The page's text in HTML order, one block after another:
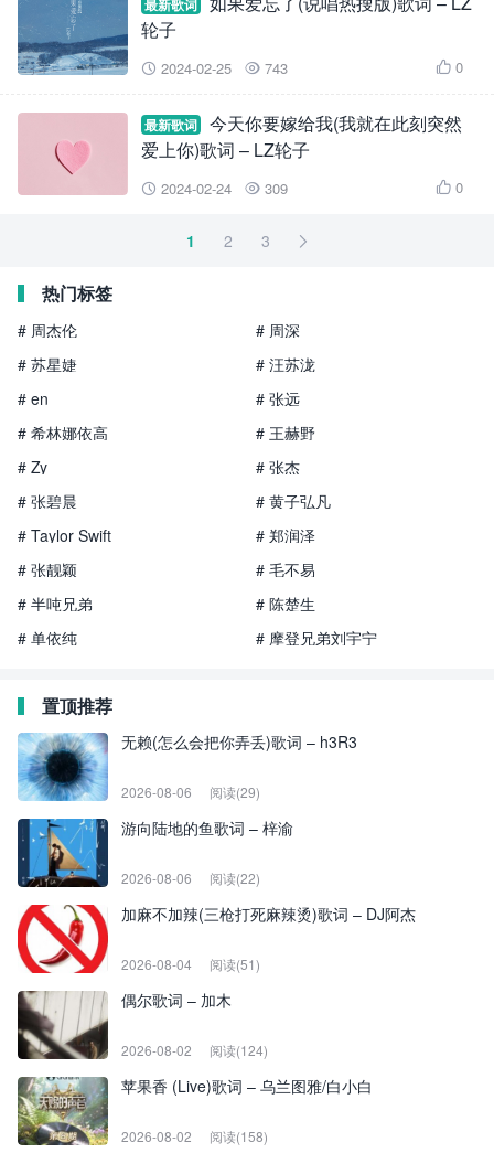
最新歌词
轮子
 2024-02-25  743  0
最新歌词
今天你要嫁给我(我就在此刻突然
爱上你)歌词 – LZ轮子
 2024-02-24  309  0
1 2 3 
热门标签
# 周杰伦
# 周深
# 苏星婕
# 汪苏泷
# en
# 张远
# 希林娜依高
# 王赫野
# Zy
# 张杰
# 张碧晨
# 黄子弘凡
# Taylor Swift
# 郑润泽
# 张靓颖
# 毛不易
# 半吨兄弟
# 陈楚生
# 单依纯
# 摩登兄弟刘宇宁
置顶推荐
无赖(怎么会把你弄丢)歌词 – h3R3
2026-08-06 阅读(29)
游向陆地的鱼歌词 – 梓渝
2026-08-06 阅读(22)
加麻不加辣(三枪打死麻辣烫)歌词 – DJ阿杰
2026-08-04 阅读(51)
偶尔歌词 – 加木
2026-08-02 阅读(124)
苹果香 (Live)歌词 – 乌兰图雅/白小白
2026-08-02 阅读(158)